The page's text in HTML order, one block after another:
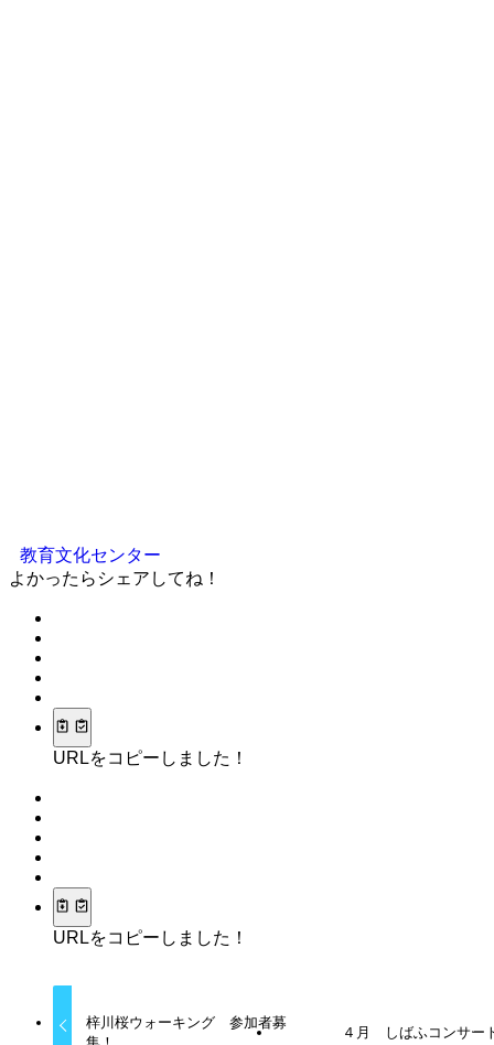
教育文化センター
よかったらシェアしてね！
URLをコピーしました！
URLをコピーしました！
梓川桜ウォーキング 参加者募
４月 しばふコンサー